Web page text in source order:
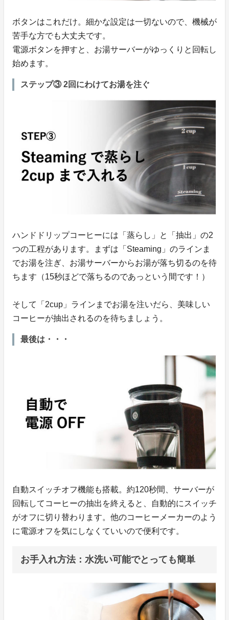
ボタンはこれだけ。細かな設定は一切ないので、機械が
苦手な方でも大丈夫です。
電源ボタンを押すと、お湯サーバーがゆっくりと回転し
始めます。
ステップ③ 2回にわけてお湯を注ぐ
ハンドドリップコーヒーには「蒸らし」と「抽出」の2
つの工程があります。まずは「Steaming」のラインま
でお湯を注ぎ、お湯サーバーからお湯が落ち切るのを待
ちます（15秒ほどで落ちるのであっという間です！）
そして「2cup」ラインまでお湯を注いだら、美味しい
コーヒーが抽出されるのを待ちましょう。
最後は・・・
自動スイッチオフ機能も搭載。約120秒間、サーバーが
回転してコーヒーの抽出を終えると、自動的にスイッチ
がオフに切り替わります。他のコーヒーメーカーのよう
に電源オフを気にしなくていいので便利です。
お手入れ方法：水洗い可能でとっても簡単